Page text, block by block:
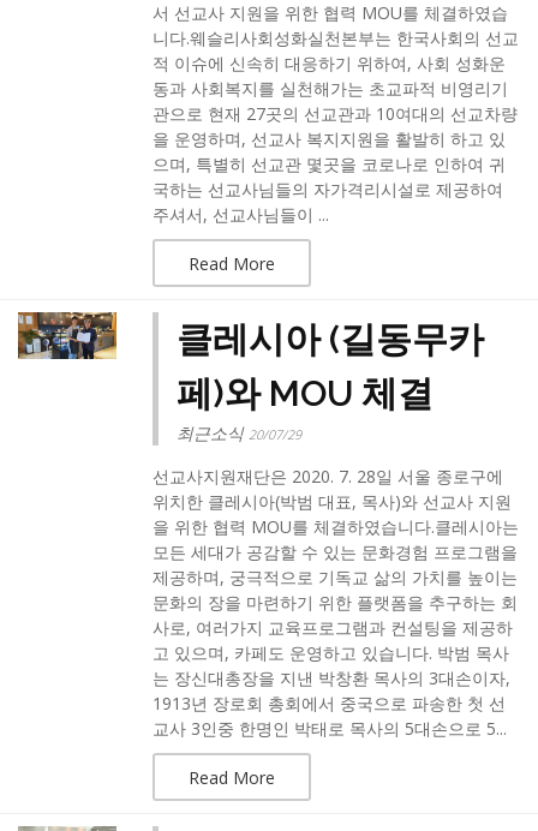
서 선교사 지원을 위한 협력 MOU를 체결하였습
니다.​웨슬리사회성화실천본부는 한국사회의 선교
적 이슈에 신속히 대응하기 위하여, 사회 성화운
동과 사회복지를 실천해가는 초교파적 비영리기
관으로 현재 27곳의 선교관과 10여대의 선교차량
을 운영하며, 선교사 복지지원을 활발히 하고 있
으며, 특별히 선교관 몇곳을 코로나로 인하여 귀
국하는 선교사님들의 자가격리시설로 제공하여
주셔서, 선교사님들이 ...
Read More
클레시아 (길동무카
페)와 MOU 체결
최근소식 20/07/29
선교사지원재단은 2020. 7. 28일 서울 종로구에
위치한 클레시아(박범 대표, 목사)와 선교사 지원
을 위한 협력 MOU를 체결하였습니다.​클레시아는
모든 세대가 공감할 수 있는 문화경험 프로그램을
제공하며, 궁극적으로 기독교 삶의 가치를 높이는
문화의 장을 마련하기 위한 플랫폼을 추구하는 회
사로, 여러가지 교육프로그램과 컨설팅을 제공하
고 있으며, 카페도 운영하고 있습니다. 박범 목사
는 장신대총장을 지낸 박창환 목사의 3대손이자,
1913년 장로회 총회에서 중국으로 파송한 첫 선
교사 3인중 한명인 박태로 목사의 5대손으로 5...
Read More